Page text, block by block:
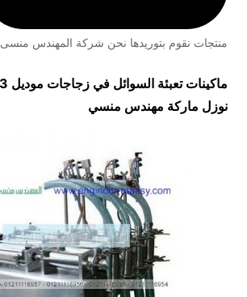
منتجات نقوم بتوريدها نحن شركة المهندس منسى
ماكينات تعبئة السوائل في زجاجات موديل 403 رباعية
نوزل ماركة مهندس منسي